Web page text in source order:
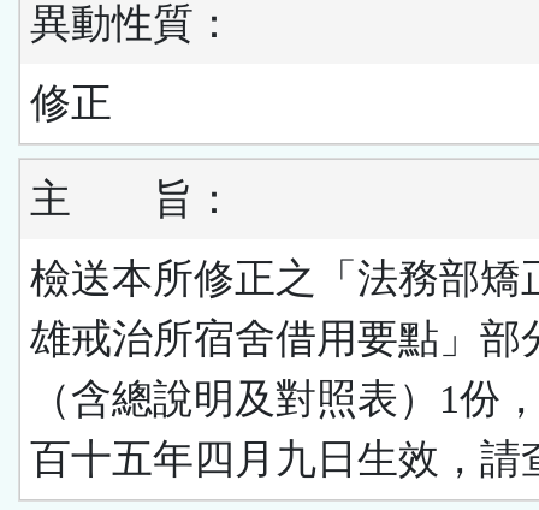
異動性質：
修正
主 旨：
檢送本所修正之「法務部矯
雄戒治所宿舍借用要點」部
（含總說明及對照表）1份
百十五年四月九日生效，請